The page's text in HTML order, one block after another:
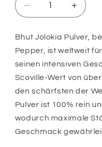
Verringere
die
Menge
für
Bhut
Jolokia
Pulver
(Ghost
30g
–
100%
Erhöhe
die
Menge
für
Bhut
Jolokia
Pulver
(Ghost
30g
–
100%
Bhut Jolokia Pulver,
Pepper, ist weltweit
seinen intensiven
Scoville-Wert von
den schärfsten der
Pulver ist 100% rein
wodurch maximale
Geschmack